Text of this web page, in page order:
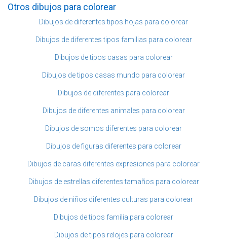
Otros dibujos para colorear
Dibujos de diferentes tipos hojas para colorear
Dibujos de diferentes tipos familias para colorear
Dibujos de tipos casas para colorear
Dibujos de tipos casas mundo para colorear
Dibujos de diferentes para colorear
Dibujos de diferentes animales para colorear
Dibujos de somos diferentes para colorear
Dibujos de figuras diferentes para colorear
Dibujos de caras diferentes expresiones para colorear
Dibujos de estrellas diferentes tamaños para colorear
Dibujos de niños diferentes culturas para colorear
Dibujos de tipos familia para colorear
Dibujos de tipos relojes para colorear